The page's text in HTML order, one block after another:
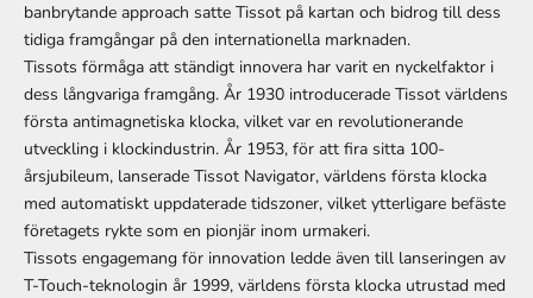
banbrytande approach satte Tissot på kartan och bidrog till dess
tidiga framgångar på den internationella marknaden.
Tissots förmåga att ständigt innovera har varit en nyckelfaktor i
dess långvariga framgång. År 1930 introducerade Tissot världens
första antimagnetiska klocka, vilket var en revolutionerande
utveckling i klockindustrin. År 1953, för att fira sitta 100-
årsjubileum, lanserade Tissot Navigator, världens första klocka
med automatiskt uppdaterade tidszoner, vilket ytterligare befäste
företagets rykte som en pionjär inom urmakeri.
Tissots engagemang för innovation ledde även till lanseringen av
T-Touch-teknologin år 1999, världens första klocka utrustad med